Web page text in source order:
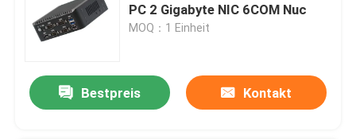
PC 2 Gigabyte NIC 6COM Nuc
MOQ：1 Einheit
Bestpreis Kontakt